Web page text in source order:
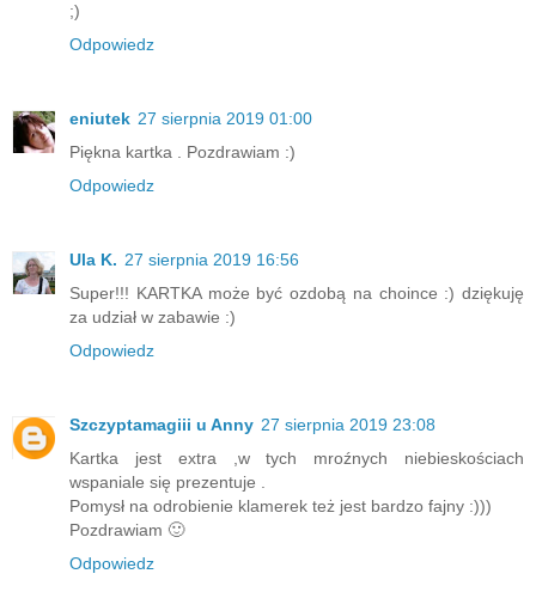
;)
Odpowiedz
eniutek 27 sierpnia 2019 01:00
Piękna kartka . Pozdrawiam :)
Odpowiedz
Ula K. 27 sierpnia 2019 16:56
Super!!! KARTKA może być ozdobą na choince :) dziękuję
za udział w zabawie :)
Odpowiedz
Szczyptamagiii u Anny 27 sierpnia 2019 23:08
Kartka jest extra ,w tych mroźnych niebieskościach
wspaniale się prezentuje .
Pomysł na odrobienie klamerek też jest bardzo fajny :)))
Pozdrawiam 🙂
Odpowiedz